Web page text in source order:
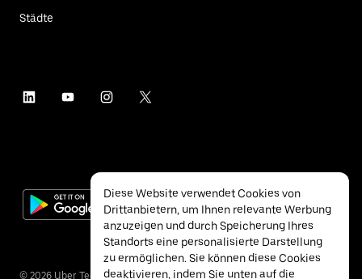
Städte
© 2026 Uber Technologies Inc.
Diese Website verwendet Cookies von
Drittanbietern, um Ihnen relevante Werbung
anzuzeigen und durch Speicherung Ihres
Standorts eine personalisierte Darstellung
zu ermöglichen. Sie können diese Cookies
deaktivieren, indem Sie unten auf die